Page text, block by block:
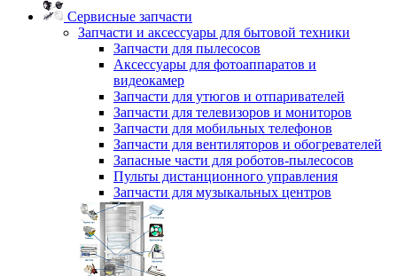
Сервисные запчасти
Запчасти и аксессуары для бытовой техники
Запчасти для пылесосов
Аксессуары для фотоаппаратов и
видеокамер
Запчасти для утюгов и отпаривателей
Запчасти для телевизоров и мониторов
Запчасти для мобильных телефонов
Запчасти для вентиляторов и обогревателей
Запасные части для роботов-пылесосов
Пульты дистанционного управления
Запчасти для музыкальных центров